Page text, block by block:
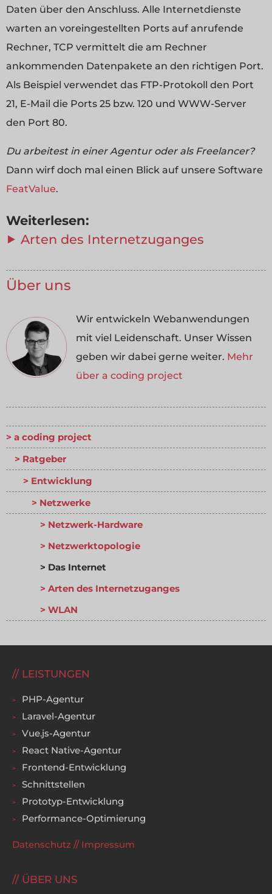
Daten über den Anschluss. Alle Internetdienste
warten an voreingestellten Ports auf anrufende
Rechner, TCP vermittelt die am Rechner
ankommenden Datenpakete an den richtigen Port.
Als Beispiel verwendet das FTP-Protokoll den Port
21, E-Mail die Ports 25 bzw. 120 und WWW-Server
den Port 80.
Du arbeitest in einer Agentur oder als Freelancer?
Dann wirf doch mal einen Blick auf unsere Software
FeatValue.
Weiterlesen:
⯈ Arten des Internetzuganges
Über uns
Wir entwickeln Webanwendungen
mit viel Leidenschaft. Unser Wissen
geben wir dabei gerne weiter. Mehr
über a coding project
a coding project
Ratgeber
Entwicklung
Netzwerke
Netzwerk-Hardware
Netzwerktopologie
Das Internet
Arten des Internetzuganges
WLAN
LEISTUNGEN
PHP-Agentur
Laravel-Agentur
Vue.js-Agentur
React Native-Agentur
Frontend-Entwicklung
Schnittstellen
Prototyp-Entwicklung
Performance-Optimierung
Datenschutz // Impressum
ÜBER UNS